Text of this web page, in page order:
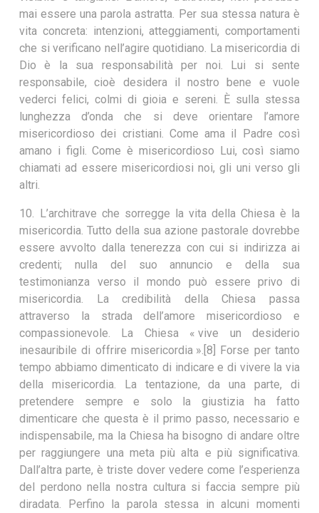
mai essere una parola astratta. Per sua stessa natura è
vita concreta: intenzioni, atteggiamenti, comportamenti
che si verificano nell’agire quotidiano. La misericordia di
Dio è la sua responsabilità per noi. Lui si sente
responsabile, cioè desidera il nostro bene e vuole
vederci felici, colmi di gioia e sereni. È sulla stessa
lunghezza d’onda che si deve orientare l’amore
misericordioso dei cristiani. Come ama il Padre così
amano i figli. Come è misericordioso Lui, così siamo
chiamati ad essere misericordiosi noi, gli uni verso gli
altri.
10. L’architrave che sorregge la vita della Chiesa è la
misericordia. Tutto della sua azione pastorale dovrebbe
essere avvolto dalla tenerezza con cui si indirizza ai
credenti; nulla del suo annuncio e della sua
testimonianza verso il mondo può essere privo di
misericordia. La credibilità della Chiesa passa
attraverso la strada dell’amore misericordioso e
compassionevole. La Chiesa « vive un desiderio
inesauribile di offrire misericordia ».[8] Forse per tanto
tempo abbiamo dimenticato di indicare e di vivere la via
della misericordia. La tentazione, da una parte, di
pretendere sempre e solo la giustizia ha fatto
dimenticare che questa è il primo passo, necessario e
indispensabile, ma la Chiesa ha bisogno di andare oltre
per raggiungere una meta più alta e più significativa.
Dall’altra parte, è triste dover vedere come l’esperienza
del perdono nella nostra cultura si faccia sempre più
diradata. Perfino la parola stessa in alcuni momenti